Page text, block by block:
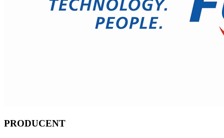
PRODUCENT